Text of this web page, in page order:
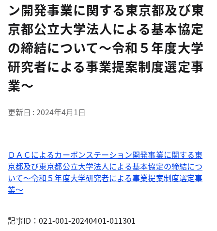
ン開発事業に関する東京都及び東
京都公立大学法人による基本協定
の締結について～令和５年度大学
研究者による事業提案制度選定事
業～
更新日 2024年4月1日
ＤＡＣによるカーボンステーション開発事業に関する東
京都及び東京都公立大学法人による基本協定の締結につ
いて～令和５年度大学研究者による事業提案制度選定事
業～
記事ID：021-001-20240401-011301